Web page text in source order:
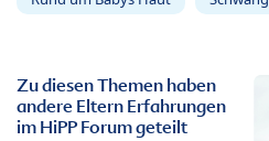
Zu diesen Themen haben
andere Eltern Erfahrungen
im HiPP Forum geteilt